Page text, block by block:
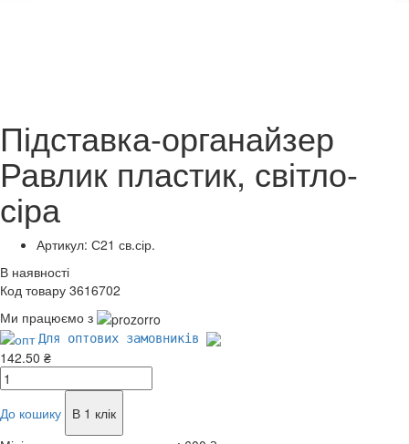
Підставка-органайзер
Равлик пластик, світло-
сіра
Артикул: С21 св.сір.
В наявності
Код товару 3616702
Ми працюємо з
Для оптових замовників
142.50 ₴
До кошику
В 1 клік